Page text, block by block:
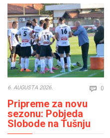
6. AUGUSTA 2026.  0
Pripreme za novu
sezonu: Pobjeda
Slobode na Tušnju